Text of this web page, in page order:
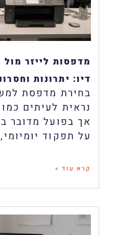
מדפסות לייזר
דיו: יתרונות
בחירת מדפסת
נראית לעיתים
אך בפועל מדובר
על תפקוד
קרא עוד »